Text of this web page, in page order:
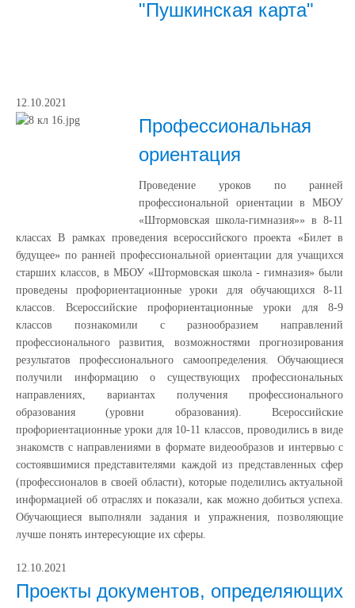
"Пушкинская карта"
12.10.2021
Профессиональная
ориентация
Проведение уроков по ранней
профессиональной ориентации в МБОУ
«Штормовская школа-гимназия»» в 8-11
классах В рамках проведения всероссийского проекта «Билет в
будущее» по ранней профессиональной ориентации для учащихся
старших классов, в МБОУ «Штормовская школа - гимназия» были
проведены профориентационные уроки для обучающихся 8-11
классов. Всероссийские профориентационные уроки для 8-9
классов познакомили с разнообразием направлений
профессионального развития, возможностями прогнозирования
результатов профессионального самоопределения. Обучающиеся
получили информацию о существующих профессиональных
направлениях, вариантах получения профессионального
образования (уровни образования). Всероссийские
профориентационные уроки для 10-11 классов, проводились в виде
знакомств с направлениями в формате видеообразов и интервью с
состоявшимися представителями каждой из представленных сфер
(профессионалов в своей области), которые поделились актуальной
информацией об отраслях и показали, как можно добиться успеха.
Обучающиеся выполняли задания и упражнения, позволяющие
лучше понять интересующие их сферы.
12.10.2021
Проекты документов, определяющих